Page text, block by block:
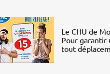
Le CHU de
Pour garantir
tout